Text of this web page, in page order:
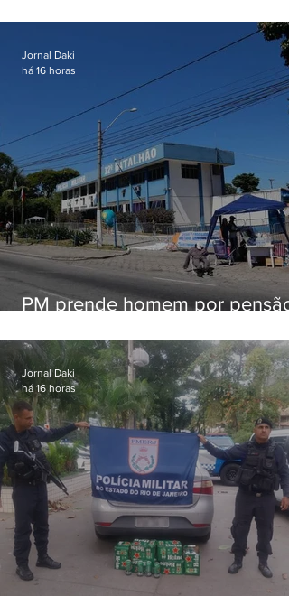
PM prende homem por pensão
Jornal Daki
há 16 horas
Jornal Daki
há 16 horas